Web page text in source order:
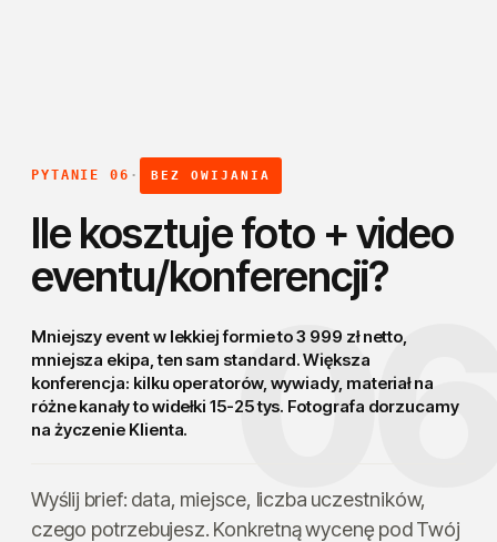
PYTANIE 06 · BEZ OWIJANIA
Ile kosztuje foto + video
eventu/konferencji?
Mniejszy event w lekkiej formie to 3 999 zł netto,
mniejsza ekipa,ten sam standard. Większa
konferencja: kilku operatorów, wywiady, materiał na
różne kanały to widełki 15-25 tys. Fotografa dorzucamy
na życzenie Klienta.
Wyślij brief: data, miejsce, liczba uczestników,
czego potrzebujesz. Konkretną wycenę pod Twój